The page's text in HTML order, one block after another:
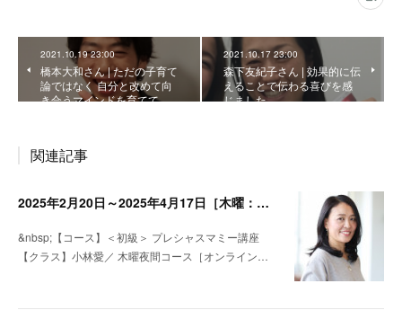
2021.10.19 23:00
橋本大和さん | ただの子育て
論ではなく 自分と改めて向
き合うマインドを育てて…
2021.10.17 23:00
森下友紀子さん | 効果的に伝
えることで伝わる喜びを感
じました
関連記事
2025年2月20日～2025年4月17日［木曜：オンライン］小林愛・＜初級＞プレシャスマミー講座名
&nbsp;【コース】＜初級＞ プレシャスマミー講座
【クラス】小林愛／ 木曜夜間コース［オンライン…